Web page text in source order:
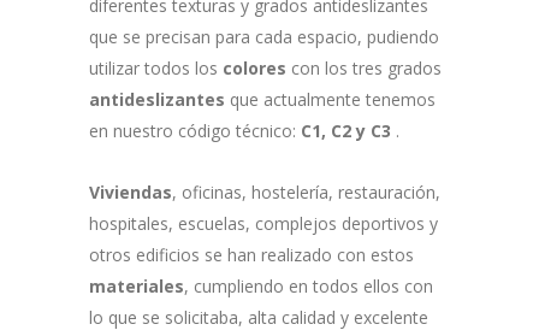
diferentes texturas y grados antideslizantes
que se precisan para cada espacio, pudiendo
utilizar todos los colores con los tres grados
antideslizantes que actualmente tenemos
en nuestro código técnico: C1, C2 y C3 .
Viviendas, oficinas, hostelería, restauración,
hospitales, escuelas, complejos deportivos y
otros edificios se han realizado con estos
materiales, cumpliendo en todos ellos con
lo que se solicitaba, alta calidad y excelente